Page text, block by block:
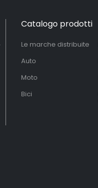
Catalogo prodotti
Le marche distribuite
Auto
Moto
Bici